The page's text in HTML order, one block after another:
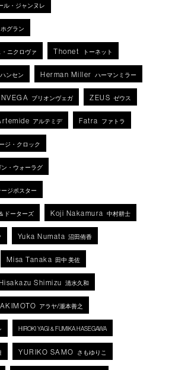
ル・ジャンヌレ
グラン
・ニクロヴァ Thonet トーネット
ンセン Herman Miller ハーマンミラー
ブリオンヴェガ ZEUS ゼウス
アルテミデ Fatra ファトラ
ジ・クロック
ン・ウォーラグ
ジポスター
ドーターズ Koji Nakamura 中村耕士
Yuka Numata 沼田侑香
Misa Tanaka 田中 美佐
Shimizu 清水久和
アラヤ/瀧本善之
HIROKI YAGI & FUMIKA HASEGAWA
YURIKO SAMO さもゆりこ